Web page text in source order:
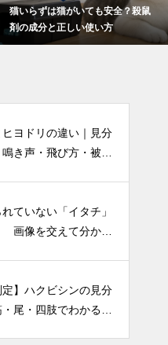
猫いらずは猫がいても安全？殺鼠
剤の成分と正しい使い方
ヨドリの違い｜見分
き声・飛び方・被害
ていない「イタチ」
画像を交えて分かり
定】ハクビシンの見分
尾・四肢でわかる特